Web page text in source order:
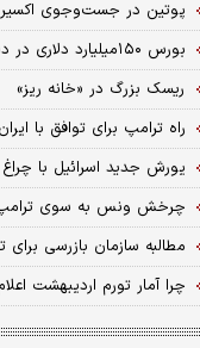
پوتین در جست‌وجوی
بورس ۱۵۰‌میلیارد دلاری در دسترس است؟
ریسک بزرگ در «خانه ریز»
راه ترامپ برای توافق با ایران
یورش جدید اسرائیل با
چرخش ونس به سوی
مطالبه سازمان بازرسی
چرا آمار تورم اردیبهشت